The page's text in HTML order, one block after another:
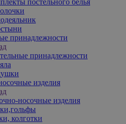
принадлежности
принадлежности
изделия
носочные изделия
колготки